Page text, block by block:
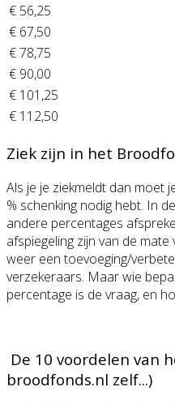
€ 56,25
€ 67,50
€ 78,75
€ 90,00
€ 101,25
€ 112,50
Ziek zijn in het
Als je je ziekmeldt dan moet
% schenking nodig hebt. In
andere percentages
afspiegeling zijn van de
weer een toevoeging/
verzekeraars. Maar wie
percentage is de vraag, en
De 10 voordelen van
broodfonds.nl zelf...)